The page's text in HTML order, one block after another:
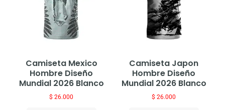
Camiseta Mexico
Hombre Diseño
Mundial 2026 Blanco
$ 26.000
Camiseta Japon
Hombre Diseño
Mundial 2026 Blanco
$ 26.000